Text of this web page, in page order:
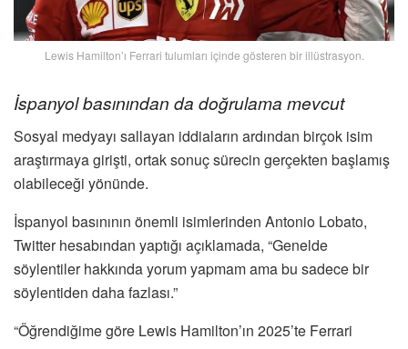
Lewis Hamilton’ı Ferrari tulumları içinde gösteren bir illüstrasyon.
İspanyol basınından da doğrulama mevcut
Sosyal medyayı sallayan iddiaların ardından birçok isim
araştırmaya girişti, ortak sonuç sürecin gerçekten başlamış
olabileceği yönünde.
İspanyol basınının önemli isimlerinden Antonio Lobato,
Twitter hesabından yaptığı açıklamada, “Genelde
söylentiler hakkında yorum yapmam ama bu sadece bir
söylentiden daha fazlası.”
“Öğrendiğime göre Lewis Hamilton’ın 2025’te Ferrari